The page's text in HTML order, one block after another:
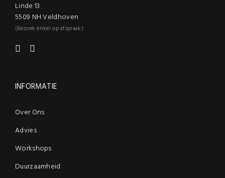
Linde 13
5509 NH Veldhoven
(Bezoek enkel op afspraak)
INFORMATIE
Over Ons
Advies
Workshops
Duurzaamheid